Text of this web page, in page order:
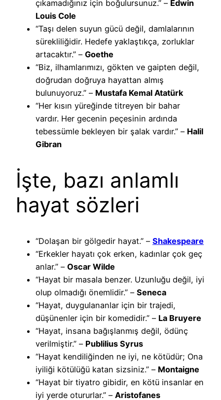
çıkamadığınız için boğulursunuz.” – Edwin
Louis Cole
“Taşı delen suyun gücü değil, damlalarının
sürekliliğidir. Hedefe yaklaştıkça, zorluklar
artacaktır.” – Goethe
“Biz, ilhamlarımızı, gökten ve gaipten değil,
doğrudan doğruya hayattan almış
bulunuyoruz.” – Mustafa Kemal Atatürk
“Her kısın yüreğinde titreyen bir bahar
vardır. Her gecenin peçesinin ardında
tebessümle bekleyen bir şalak vardır.” – Halil
Gibran
İşte, bazı anlamlı
hayat sözleri
“Dolaşan bir gölgedir hayat.” – Shakespeare
“Erkekler hayatı çok erken, kadınlar çok geç
anlar.” – Oscar Wilde
“Hayat bir masala benzer. Uzunluğu değil, iyi
olup olmadığı önemlidir.” – Seneca
“Hayat, duygulananlar için bir trajedi,
düşünenler için bir komedidir.” – La Bruyere
“Hayat, insana bağışlanmış değil, ödünç
verilmiştir.” – Publilius Syrus
“Hayat kendiliğinden ne iyi, ne kötüdür; Ona
iyiliği kötülüğü katan sizsiniz.” – Montaigne
“Hayat bir tiyatro gibidir, en kötü insanlar en
iyi yerde otururlar.” – Aristofanes